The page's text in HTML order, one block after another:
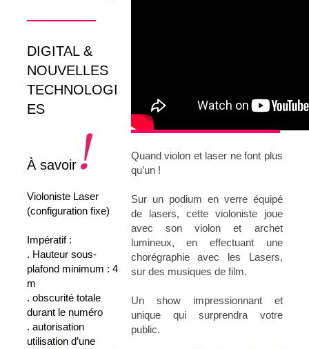
DIGITAL &
NOUVELLES
TECHNOLOGI
ES
À savoir
Violoniste Laser
(configuration fixe)
Impératif :
. Hauteur sous-
plafond minimum : 4
m
. obscurité totale
durant le numéro
. autorisation
utilisation d’une
Quand violon et laser ne font plus
qu’un !
Sur un podium en verre équipé
de lasers, cette violoniste joue
avec son violon et archet
lumineux, en effectuant une
chorégraphie avec les Lasers,
sur des musiques de film.
Un show impressionnant et
unique qui surprendra votre
public.